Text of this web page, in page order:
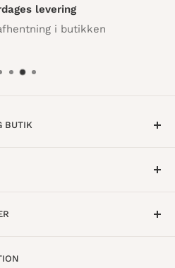
levering
i butikken
BUTIK